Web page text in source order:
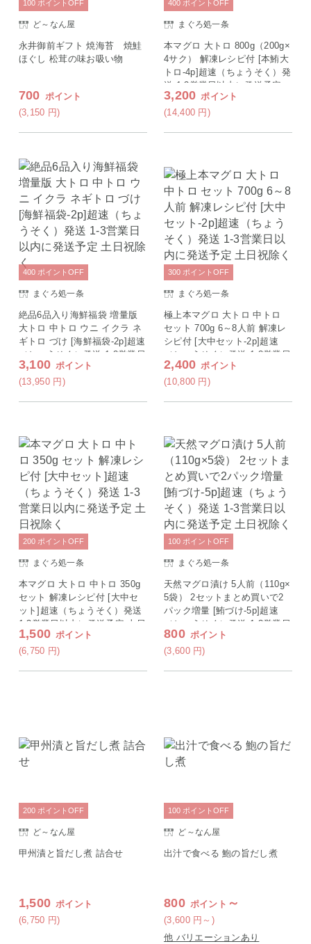
ど～なん屋
永井御前ギフト 焼海苔 焼鮭
ほぐし 松茸の味お吸い物
700 ポイント
(3,150 円)
100 ポイント OFF
まぐろ処一条
本マグロ 大トロ 800g（200g×
4サク） 解凍レシピ付 [本鮪大
トロ-4p]超速（ちょうそく）発
送 1-3営業日以内に発送予定
土日祝除く
3,200 ポイント
(14,400 円 )
400 ポイント OFF
まぐろ処一条
絶品6品入り海鮮福袋 増量版
大トロ 中トロ ウニ イクラ ネ
ギトロ づけ [海鮮福袋-2p]超速
（ちょうそく）発送 1-3営業日
以内に発送予定 土日祝除く
3,100 ポイント
(13,950 円 )
400 ポイント OFF
まぐろ処一条
極上本マグロ 大トロ 中トロ
セット 700g 6～8人前 解凍レ
シピ付 [大中セット-2p]超速
（ちょうそく）発送 1-3営業日
以内に発送予定 土日祝除く
2,400 ポイント
(10,800 円 )
300 ポイント OFF
まぐろ処一条
本マグロ 大トロ 中トロ 350g
セット 解凍レシピ付 [大中セ
ット]超速（ちょうそく）発送
1-3営業日以内に発送予定 土日
祝除く
1,500 ポイント
(6,750 円)
200 ポイント OFF
まぐろ処一条
天然マグロ漬け 5人前（110g×
5袋） 2セットまとめ買いで2
パック増量 [鮪づけ-5p]超速
（ちょうそく）発送 1-3営業日
以内に発送予定 土日祝除く
800 ポイント
(3,600 円)
100 ポイント OFF
ど～なん屋
甲州漬と旨だし煮 詰合せ
1,500 ポイント
(6,750 円)
200 ポイント OFF
ど～なん屋
出汁で食べる 鮑の旨だし煮
800 ポイント ～
(3,600 円 ～)
100 ポイント OFF
他 バリエーションあり